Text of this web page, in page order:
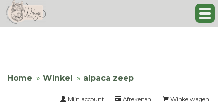
Home Winkel alpaca zeep
Winkelwagen
Afrekenen
Mijn account